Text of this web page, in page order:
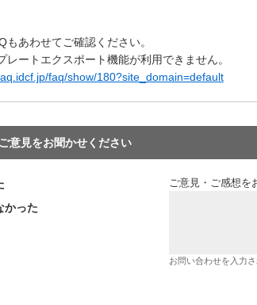
もあわせてご確認ください。
レートエクスポート機能が利用できません。
faq/show/180?site_domain=default
意見をお聞かせください
かった
ご意見・ご感想を
お問い合わせを入力